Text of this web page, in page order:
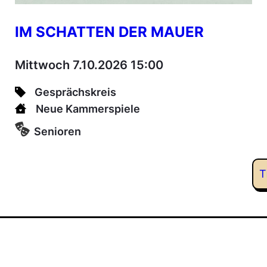
IM SCHATTEN DER MAUER
Mittwoch 7.10.2026 15:00
Gesprächskreis
Neue Kammerspiele
Senioren